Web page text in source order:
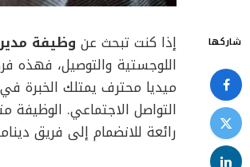
شاركها إذا كنت تبحث عن وظيفة
اللوجستية والتوصيل، فهذه
ميديا محترف يمتلك الخبرة
التواصل الاجتماعي.
رائعة للانضمام إلى فريق